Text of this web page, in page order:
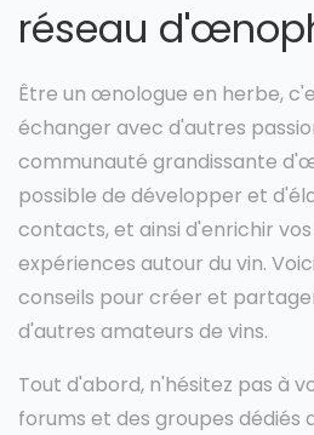
réseau
Être un œnologue en herbe,
échanger avec d'autres
communauté grandissante
possible de développer et
contacts, et ainsi d'enrichir
expériences autour du vin.
conseils pour créer et
d'autres amateurs de vins.
Tout d'abord, n'hésitez pas à
forums et des groupes dédiés